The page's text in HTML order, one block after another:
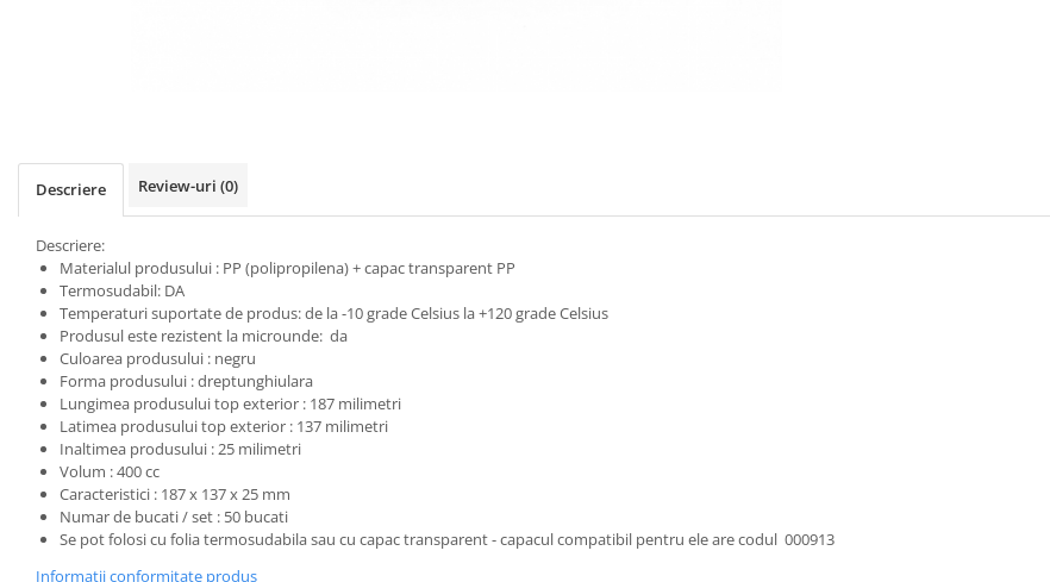
Descriere Review-uri (0)
Descriere:
Materialul produsului : PP (polipropilena) + capac transparent PP
Termosudabil: DA
Temperaturi suportate de produs: de la -10 grade Celsius la +120 grade Celsius
Produsul este rezistent la microunde: da
Culoarea produsului : negru
Forma produsului : dreptunghiulara
Lungimea produsului top exterior : 187 milimetri
Latimea produsului top exterior : 137 milimetri
Inaltimea produsului : 25 milimetri
Volum : 400 cc
Caracteristici : 187 x 137 x 25 mm
Numar de bucati / set : 50 bucati
Se pot folosi cu folia termosudabila sau cu capac transparent - capacul compatibil pentru ele are codul 000913
Informatii conformitate produs